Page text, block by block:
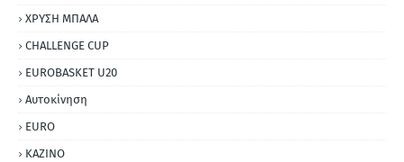
ΧΡΥΣΗ ΜΠΑΛΑ
CHALLENGE CUP
EUROBASKET U20
Αυτοκίνηση
ΕURO
ΚΑΖΙΝΟ